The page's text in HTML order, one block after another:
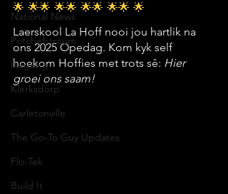
National News
Potchefstroom
Ikageng
Klerksdorp
Carletonville
The Go-To Guy Updates
Flo-Tek
Build It
🌟 🌟🌟 🌟🌟 🌟🌟 🌟🌟 🌟
Laerskool La Hoff nooi jou hartlik na
ons 2025 Opedag. Kom kyk self
hoekom Hoffies met trots sê: Hier
groei ons saam!